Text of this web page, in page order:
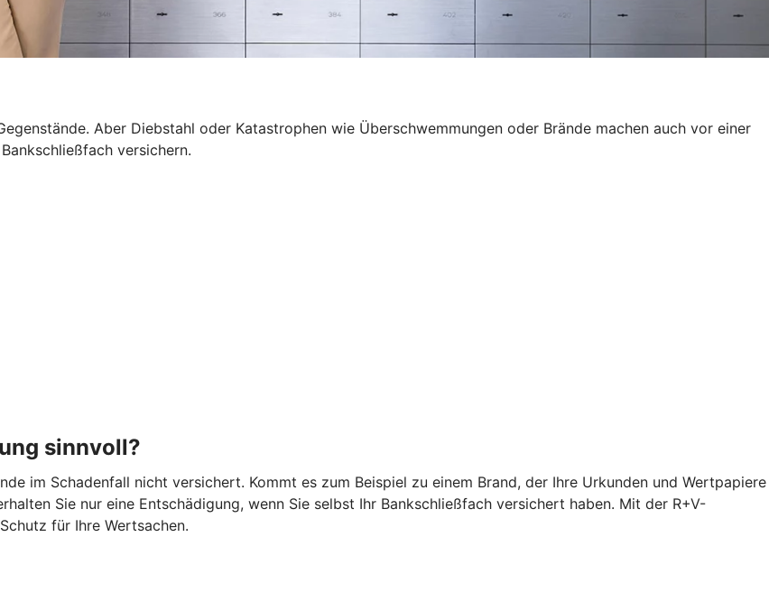
Aber Diebstahl oder Katastrophen wie Überschwemmungen oder Brände machen auch vor einer
versichern.
sinnvoll?
im Schadenfall nicht versichert. Kommt es zum Beispiel zu einem Brand, der Ihre Urkunden und Wertpapiere
Sie nur eine Entschädigung, wenn Sie selbst Ihr Bankschließfach versichert haben. Mit der R+V-
für Ihre Wertsachen.